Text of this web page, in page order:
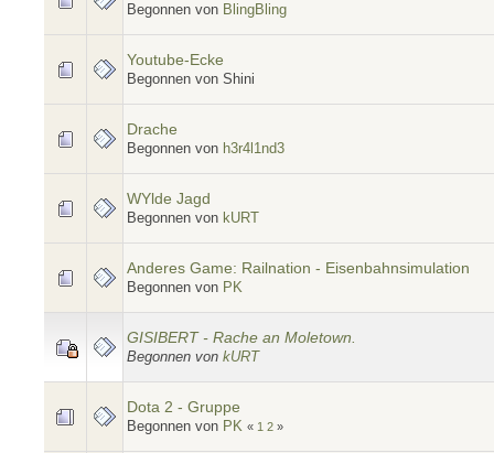
Begonnen von BlingBling
Youtube-Ecke
Begonnen von Shini
Drache
Begonnen von h3r4l1nd3
WYlde Jagd
Begonnen von kURT
Anderes Game: Railnation - Eisenbahnsimulation
Begonnen von PK
GISIBERT - Rache an Moletown.
Begonnen von kURT
Dota 2 - Gruppe
Begonnen von PK « 1 2 »